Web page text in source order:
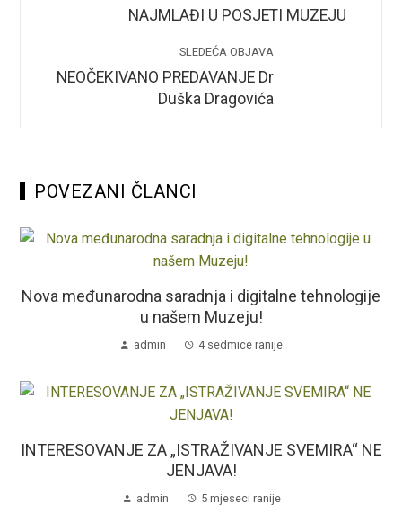
NAJMLAĐI U POSJETI MUZEJU
SLEDEĆA OBJAVA
NEOČEKIVANO PREDAVANJE Dr
Duška Dragovića
POVEZANI ČLANCI
Nova međunarodna saradnja i digitalne tehnologije
u našem Muzeju!
admin 4 sedmice ranije
INTERESOVANJE ZA „ISTRAŽIVANJE SVEMIRA“ NE
JENJAVA!
admin 5 mjeseci ranije